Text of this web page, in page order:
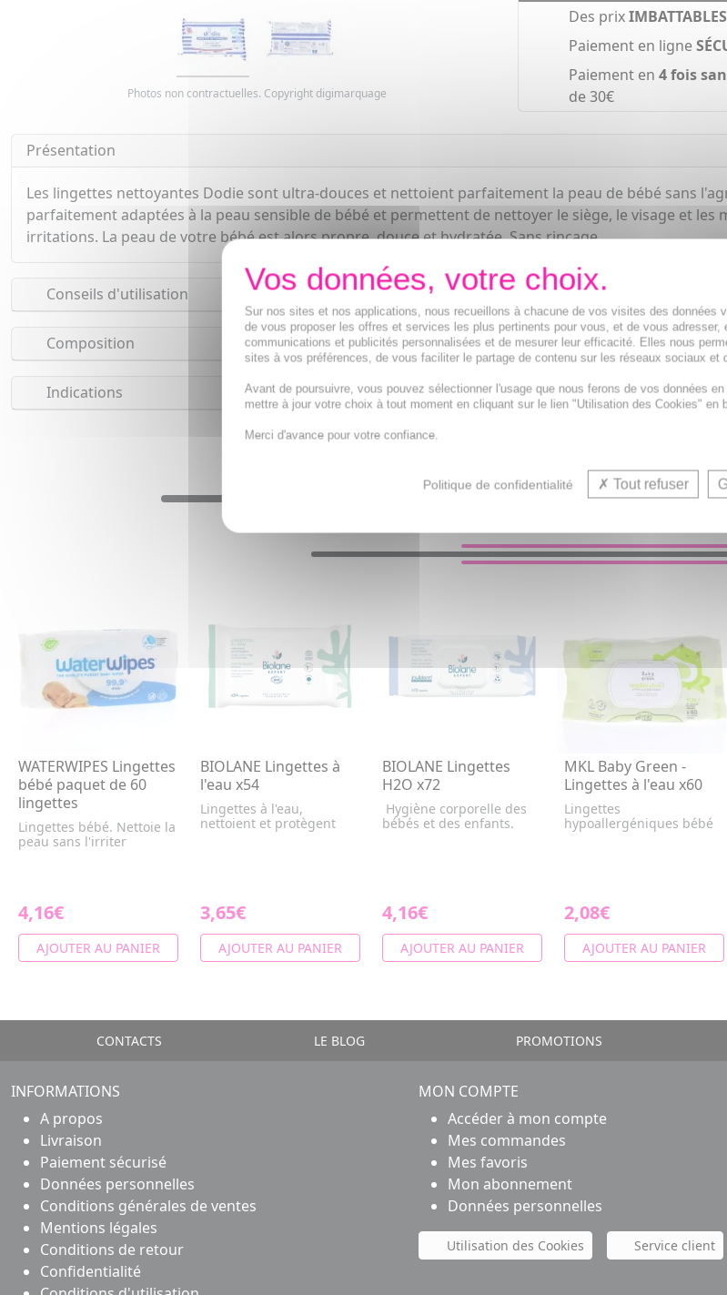
Photos non contractuelles. Copyright digimarquage
Des prixIMBATTABLES
Paiement en ligne
Paiement en 4 fois
de 30€
Présentation
Les lingettes nettoyantes Dodie sont ultra-douces et nettoient parfaitement la peau de bébé sans
parfaitement adaptées à la peau sensible de bébé et permettent de nettoyer le siège, le visage et
irritations. La peau de votre bébé est alors propre, douce et hydratée. Sans rinçage.
Conseils d'utilisation
Composition
Indications
Lingettes toilette bébé et Lingettes change
WATERWIPES Lingettes
bébé paquet de 60
lingettes
Lingettes bébé. Nettoie la
peau sans l'irriter
4,16€
AJOUTER AU PANIER
BIOLANE Lingettes à
l'eau x54
Lingettes à l'eau,
nettoient et protègent
3,65€
AJOUTER AU PANIER
BIOLANE Lingettes
H2O x72
Hygiène corporelle des
bébés et des enfants.
4,16€
AJOUTER AU PANIER
MKL Baby Green -
Lingettes à l'eau x60
Lingettes
hypoallergéniques bébé
2,08€
AJOUTER AU PANIER
CONTACTS LE BLOG PROMOTIONS
INFORMATIONS
A propos
Livraison
Paiement sécurisé
Données personnelles
Conditions générales de ventes
Mentions légales
Conditions de retour
Confidentialité
MON COMPTE
Accéder à mon compte
Mes commandes
Mes favoris
Mon abonnement
Données personnelles
Utilisation des Cookies Service client
Sur nos sites et nos applications, nous recueillons à chacune de vos visites des données
de vous proposer les offres et services les plus pertinents pour vous, et de vous adresser,
communications et publicités personnalisées et de mesurer leur efficacité. Elles nous
sites à vos préférences, de vous faciliter le partage de contenu sur les réseaux sociaux et
Avant de poursuivre, vous pouvez sélectionner l'usage que nous ferons de vos données
mettre à jour votre choix à tout moment en cliquant sur le lien "Utilisation des Cookies" en
Merci d'avance pour votre confiance.
Politique de confidentialité Tout refuser